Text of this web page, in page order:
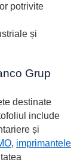
potrivite
și
Grup
destinate
include
și
, imprimantele